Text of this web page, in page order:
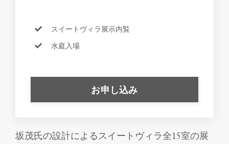
スイートヴィラ展示内覧
水庭入場
お申し込み
坂茂氏の設計によるスイートヴィラ全15室の展